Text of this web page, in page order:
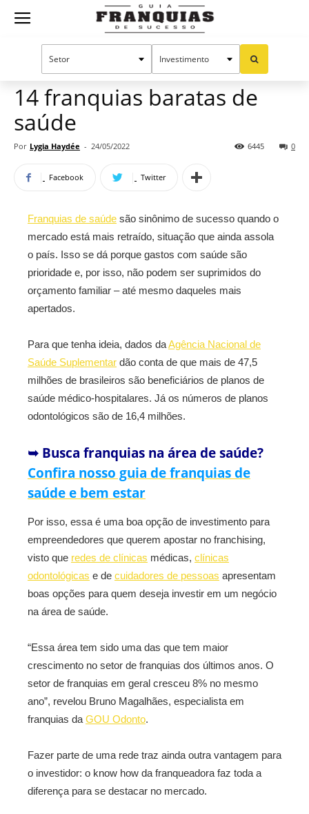
Guia
Oportunidades e tendências
14 franquias baratas de
saúde
Por Lygia Haydée - 24/05/2022 0
6445
Facebook Twitter
Franquias de saúde são sinônimo de sucesso quando o
mercado está mais retraído, situação que ainda assola
o país. Isso se dá porque gastos com saúde são
prioridade e, por isso, não podem ser suprimidos do
orçamento familiar – até mesmo daqueles mais
apertados.
Para que tenha ideia, dados daAgência Nacional de
Saúde Suplementar dão conta de que mais de 47,5
milhões de brasileiros são beneficiários de planos de
saúde médico-hospitalares. Já os números de planos
odontológicos são de 16,4 milhões.
➥ Busca franquias na área de saúde?
Confira nosso guia de franquias de
saúde e bem estar
Por isso, essa é uma boa opção de investimento para
empreendedores que querem apostar no franchising,
visto que redes de clínicas médicas, clínicas
odontológicas e de cuidadores de pessoas apresentam
boas opções para quem deseja investir em um negócio
na área de saúde.
“Essa área tem sido uma das que tem maior
crescimento no setor de franquias dos últimos anos. O
setor de franquias em geral cresceu 8% no mesmo
ano”, revelou Bruno Magalhães, especialista em
franquias da GOU Odonto.
Fazer parte de uma rede traz ainda outra vantagem para
o investidor: o know how da franqueadora faz toda a
diferença para se destacar no mercado.